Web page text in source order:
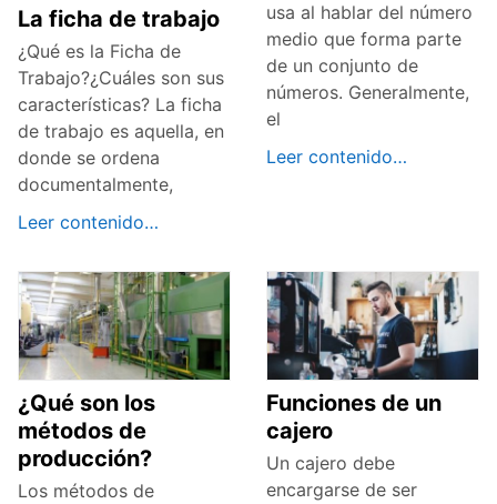
La ficha de trabajo
¿Qué es la Ficha de
Trabajo?¿Cuáles son sus
características? La ficha
de trabajo es aquella, en
donde se ordena
documentalmente,
Leer contenido…
usa al hablar del número
medio que forma parte
de un conjunto de
números. Generalmente,
el
Leer contenido…
¿Qué son los
métodos de
producción?
Los métodos de
Funciones de un
cajero
Un cajero debe
encargarse de ser